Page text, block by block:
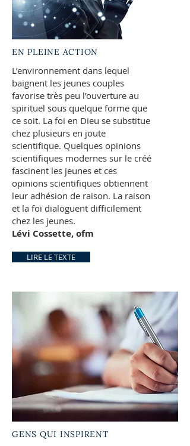
EN PLEINE ACTION
L’environnement dans lequel
baignent les jeunes couples
favorise très peu l’ouverture au
spirituel sous quelque forme que
ce soit. La foi en Dieu se substitue
chez plusieurs en joute
scientifique. Quelques opinions
scientifiques modernes sur le créé
fascinent les jeunes et ces
opinions scientifiques obtiennent
leur adhésion de raison. La raison
et la foi dialoguent difficilement
chez les jeunes.
Lévi Cossette, ofm
LIRE LE TEXTE
GENS QUI INSPIRENT